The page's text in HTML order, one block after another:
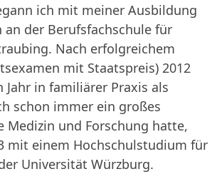
ich mit meiner Ausbildung
an der Berufsfachschule für
Nach erfolgreichem
mit Staatspreis) 2012
Jahr in familiärer Praxis als
schon immer ein großes
Medizin und Forschung hatte,
mit einem Hochschulstudium für
Universität Würzburg.